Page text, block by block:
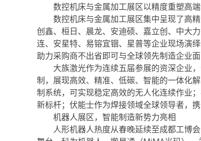
数控机床与金属加工展区以精度重塑高端
数控机床与金属加工展区集中呈现了高精
创鑫、桓日、晨龙、安迪硕、嘉立创、中大
连、安星特、易镕宜锢、星普等企业现场演
助力采购商不出省即可与全球领先制造企业面
大族激光作为连续五届参展的资深企业，
制，展现高效、精准、低碳、智能的一体化
制系统，可实现稳定高效的无人化连续作业
新标杆；伏能士作为焊接领域全球领导者，
机器人展区，智能制造新势力亮相
人形机器人热度从春晚延续至成都工博会